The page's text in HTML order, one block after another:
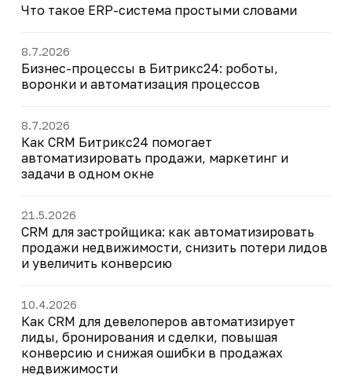
Что такое ERP-система простыми словами
8.7.2026
Бизнес-процессы в Битрикс24: роботы,
воронки и автоматизация процессов
8.7.2026
Как CRM Битрикс24 помогает
автоматизировать продажи, маркетинг и
задачи в одном окне
21.5.2026
CRM для застройщика: как автоматизировать
продажи недвижимости, снизить потери лидов
и увеличить конверсию
10.4.2026
Как CRM для девелоперов автоматизирует
лиды, бронирования и сделки, повышая
конверсию и снижая ошибки в продажах
недвижимости